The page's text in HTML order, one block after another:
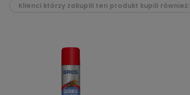
Klienci którzy zakupili ten produkt kupili również: